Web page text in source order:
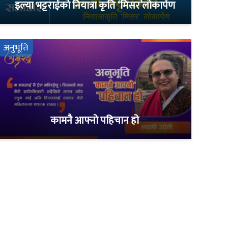
इल्या भट्टराईको नियात्रा कृति ‘मिसर’लोकार्पण
अनुभूति
कामनै आफ्नो पहिचान हो